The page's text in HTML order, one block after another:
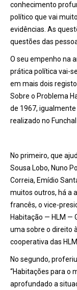
conhecimento
político que vai
evidências. As
questões das
O seu empenho na
prática política vai-
em mais dois
Sobre o Problema
de 1967, igualmente
realizado no
No primeiro, que
Sousa Lobo, Nuno
Correia, Emídio
muitos outros, há a
francês, o vice-
Habitação — HLM —
uma sobre o direito
cooperativa das
No segundo,
“Habitações para o
aprofundado a